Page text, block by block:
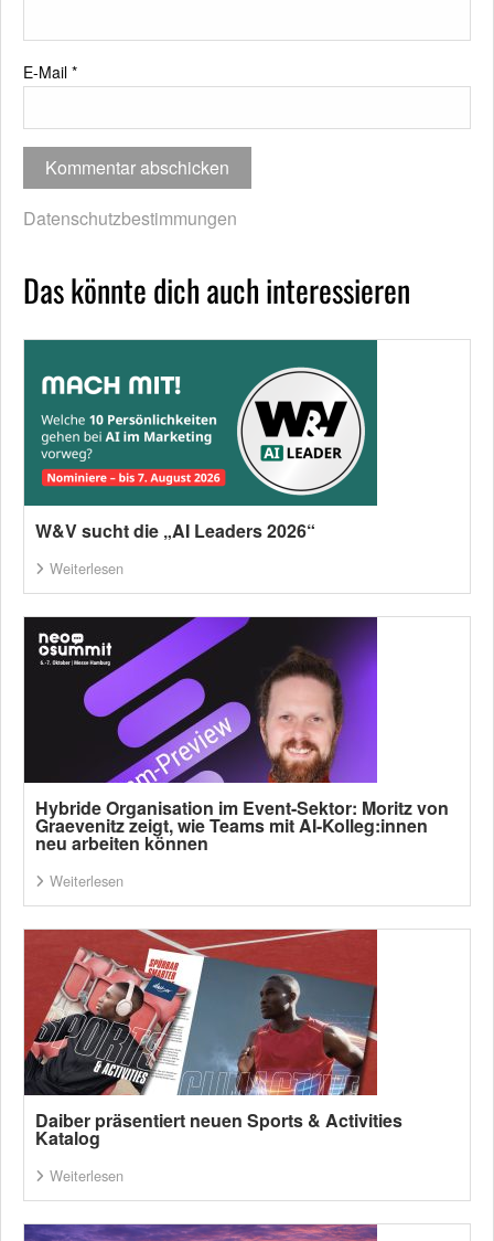
E-Mail *
Datenschutzbestimmungen
Das könnte dich auch interessieren
W&V sucht die „AI Leaders 2026“
Weiterlesen
Hybride Organisation im Event-Sektor: Moritz von
Graevenitz zeigt, wie Teams mit AI-Kolleg:innen
neu arbeiten können
Weiterlesen
Daiber präsentiert neuen Sports & Activities
Katalog
Weiterlesen